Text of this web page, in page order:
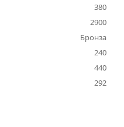
380
2900
Бронза
240
440
292